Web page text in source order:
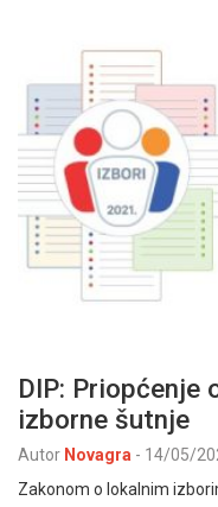
DIP: Priopćenje
izborne šutnje
Autor Novagra - 14/05/
Zakonom o lokalnim